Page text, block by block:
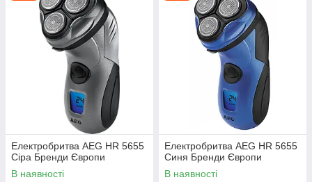
Електробритва AEG HR 5655
Сіра Бренди Європи
В наявності
Електробритва AEG HR 5655
Синя Бренди Європи
В наявності